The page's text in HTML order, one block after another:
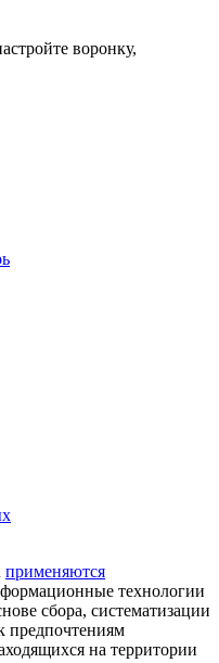
воронку,
применяются
технологии
сбора, систематизации
предпочтениям
на территории